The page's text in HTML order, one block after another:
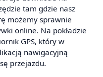
tam gdzie nasz
możemy sprawnie
online. Na pokładzie
GPS, który w
nawigacyjną
przejazdu.